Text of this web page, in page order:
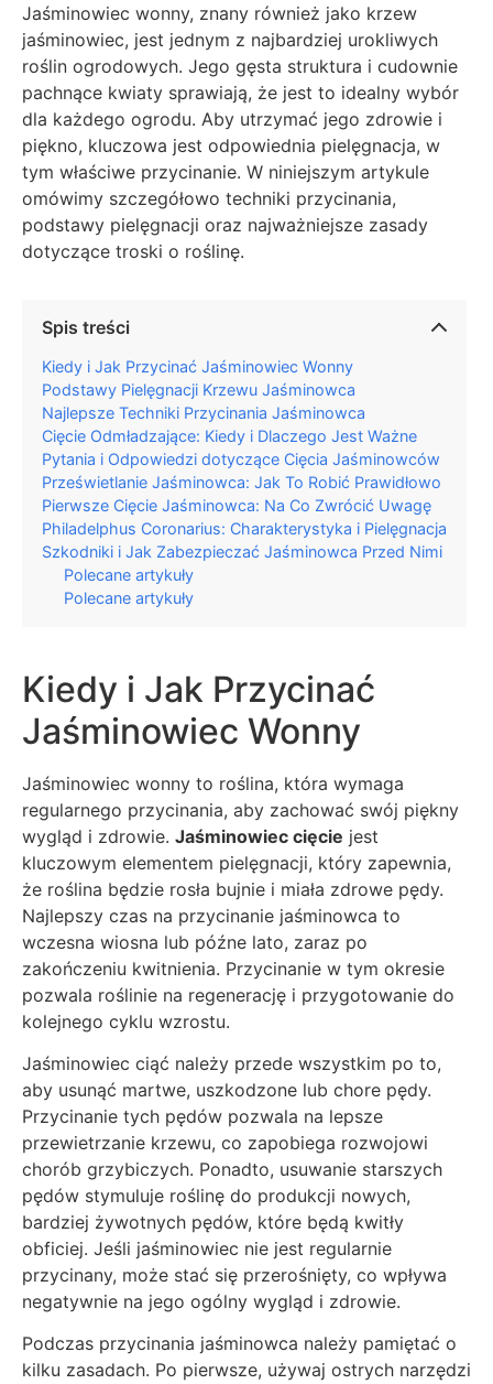
Jaśminowiec wonny, znany również jako krzew
jaśminowiec, jest jednym z najbardziej urokliwych
roślin ogrodowych. Jego gęsta struktura i cudownie
pachnące kwiaty sprawiają, że jest to idealny wybór
dla każdego ogrodu. Aby utrzymać jego zdrowie i
piękno, kluczowa jest odpowiednia pielęgnacja, w
tym właściwe przycinanie. W niniejszym artykule
omówimy szczegółowo techniki przycinania,
podstawy pielęgnacji oraz najważniejsze zasady
dotyczące troski o roślinę.
Spis treści
Kiedy i Jak Przycinać Jaśminowiec Wonny
Podstawy Pielęgnacji Krzewu Jaśminowca
Najlepsze Techniki Przycinania Jaśminowca
Cięcie Odmładzające: Kiedy i Dlaczego Jest Ważne
Pytania i Odpowiedzi dotyczące Cięcia Jaśminowców
Prześwietlanie Jaśminowca: Jak To Robić Prawidłowo
Pierwsze Cięcie Jaśminowca: Na Co Zwrócić Uwagę
Philadelphus Coronarius: Charakterystyka i Pielęgnacja
Szkodniki i Jak Zabezpieczać Jaśminowca Przed Nimi
Polecane artykuły
Polecane artykuły
Kiedy i Jak Przycinać
Jaśminowiec Wonny
Jaśminowiec wonny to roślina, która wymaga
regularnego przycinania, aby zachować swój piękny
wygląd i zdrowie. Jaśminowiec cięcie jest
kluczowym elementem pielęgnacji, który zapewnia,
że roślina będzie rosła bujnie i miała zdrowe pędy.
Najlepszy czas na przycinanie jaśminowca to
wczesna wiosna lub późne lato, zaraz po
zakończeniu kwitnienia. Przycinanie w tym okresie
pozwala roślinie na regenerację i przygotowanie do
kolejnego cyklu wzrostu.
Jaśminowiec ciąć należy przede wszystkim po to,
aby usunąć martwe, uszkodzone lub chore pędy.
Przycinanie tych pędów pozwala na lepsze
przewietrzanie krzewu, co zapobiega rozwojowi
chorób grzybiczych. Ponadto, usuwanie starszych
pędów stymuluje roślinę do produkcji nowych,
bardziej żywotnych pędów, które będą kwitły
obficiej. Jeśli jaśminowiec nie jest regularnie
przycinany, może stać się przerośnięty, co wpływa
negatywnie na jego ogólny wygląd i zdrowie.
Podczas przycinania jaśminowca należy pamiętać o
kilku zasadach. Po pierwsze, używaj ostrych narzędzi